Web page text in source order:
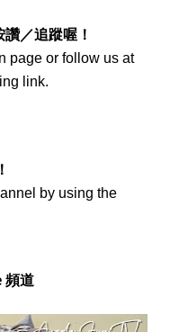
／追蹤喔！
page or follow us at
link.
by using the
道